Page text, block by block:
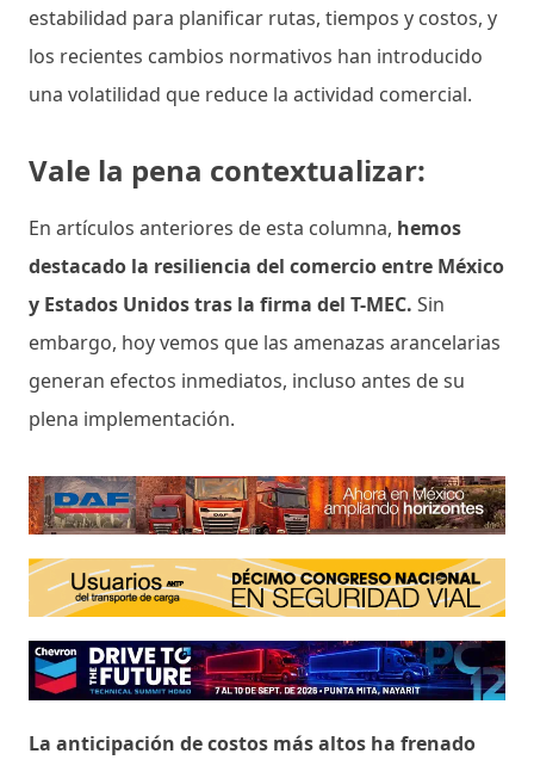
estabilidad para planificar rutas, tiempos y costos, y
los recientes cambios normativos han introducido
una volatilidad que reduce la actividad comercial.
Vale la pena contextualizar:
En artículos anteriores de esta columna, hemos
destacado la resiliencia del comercio entre México
y Estados Unidos tras la firma del T-MEC. Sin
embargo, hoy vemos que las amenazas arancelarias
generan efectos inmediatos, incluso antes de su
plena implementación.
La anticipación de costos más altos ha frenado